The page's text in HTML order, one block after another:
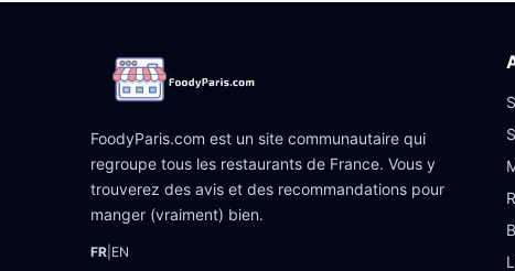
FoodyParis.com est un site communautaire qui
regroupe tous les restaurants de France. Vous y
trouverez des avis et des recommandations pour
manger (vraiment) bien.
FR EN